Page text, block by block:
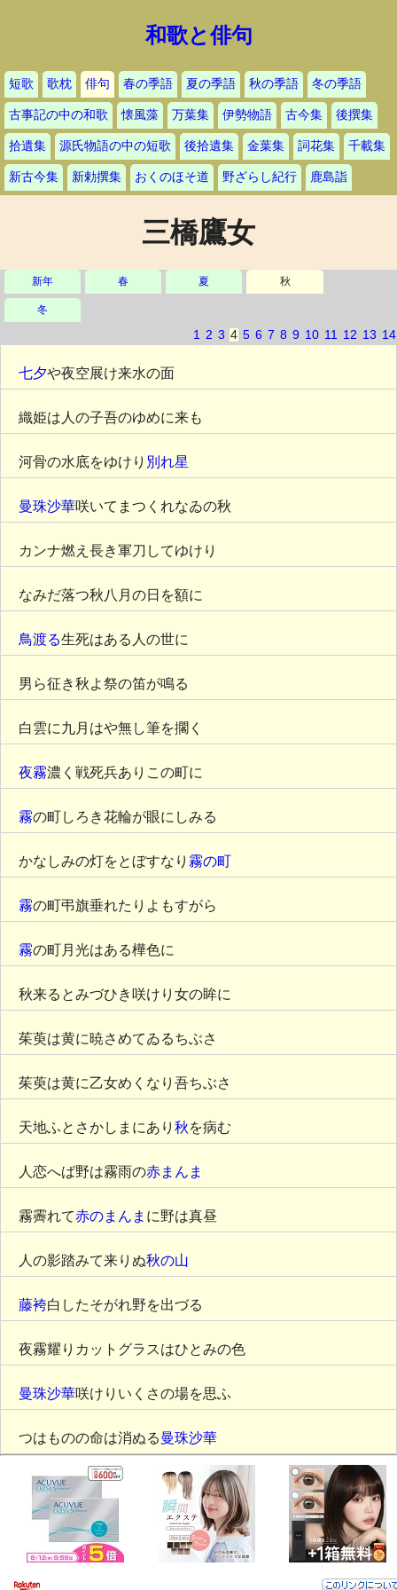
和歌と俳句
短歌 歌枕 俳句 春の季語 夏の季語 秋の季語 冬の季語
古事記の中の和歌 懐風藻 万葉集 伊勢物語 古今集 後撰集
拾遺集 源氏物語の中の短歌 後拾遺集 金葉集 詞花集 千載集
新古今集 新勅撰集 おくのほそ道 野ざらし紀行 鹿島詣
三橋鷹女
新年 春 夏 秋
冬
1 2 3 4 5 6 7 8 9 10 11 12 13 14
七夕や夜空展け来水の面
織姫は人の子吾のゆめに来も
河骨の水底をゆけり 別れ星
曼珠沙華咲いてまつくれなゐの秋
カンナ燃え長き軍刀してゆけり
なみだ落つ秋八月の日を額に
鳥渡る生死はある人の世に
男ら征き秋よ祭の笛が鳴る
白雲に九月はや無し筆を擱く
夜霧濃く戦死兵ありこの町に
霧の町しろき花輪が眼にしみる
かなしみの灯をとぼすなり 霧の町
霧の町弔旗垂れたりよもすがら
霧の町月光はある樺色に
秋来るとみづひき咲けり女の眸に
茱萸は黄に暁さめてゐるちぶさ
茱萸は黄に乙女めくなり吾ちぶさ
天地ふとさかしまにあり 秋を病む
人恋へば野は霧雨の赤まんま
霧霽れて赤のまんま に野は真昼
人の影踏みて来りぬ秋の山
藤袴白したそがれ野を出づる
夜霧耀りカットグラスはひとみの色
曼珠沙華咲けりいくさの場を思ふ
つはものの命は消ぬる曼珠沙華